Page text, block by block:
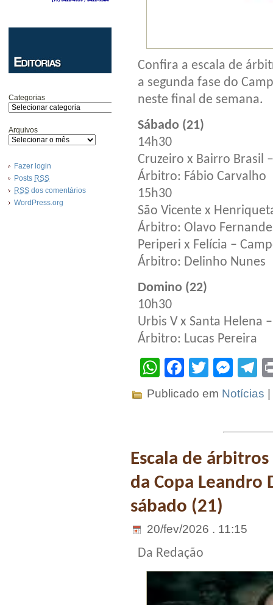
Categorias
Arquivos
Fazer login
Posts RSS
RSS dos comentários
WordPress.org
Confira a escala de
a segunda fase do
neste final de semana.
Sábado (21)
14h30
Cruzeiro x Bairro Brasil
Árbitro: Fábio Carvalho
15h30
São Vicente x
Árbitro: Olavo
Periperi x Felícia –
Árbitro: Delinho Nunes
Domino (22)
10h30
Urbis V x Santa Helena
Árbitro: Lucas Pereira
WhatsApp
Facebook
Twitter
Publicado em Notícias
Escala de
da Copa Leandro
sábado (21)
20/fev/2026 . 11:15
Da Redação